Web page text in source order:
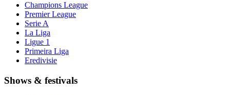
Champions League
Premier League
Serie A
La Liga
Ligue 1
Primeira Liga
Eredivisie
Shows & festivals